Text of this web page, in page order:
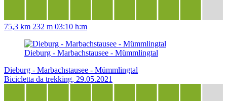
75,3 km 232 m 03:10 h:m
Dieburg - Marbachstausee - Mümmlingtal
Dieburg - Marbachstausee - Mümmlingtal
Bicicletta da trekking, 29.05.2021